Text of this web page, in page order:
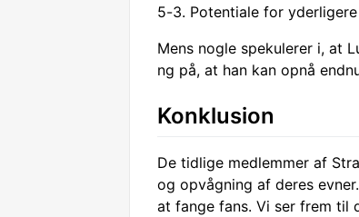
5-3. Potentiale for
Mens nogle spekulerer i, at
ng på, at han kan opnå
Konklusion
De tidlige medlemmer af
og opvågning af deres
at fange fans. Vi ser frem til